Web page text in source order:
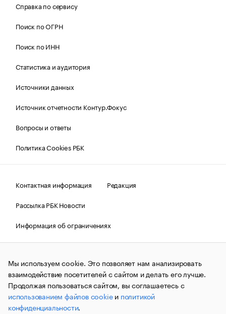
Справка по сервису
Поиск по ОГРН
Поиск по ИНН
Статистика и аудитория
Источники данных
Источник отчетности Контур.Фокус
Вопросы и ответы
Политика Cookies РБК
Контактная информация
Редакция
Рассылка РБК Новости
Информация об ограничениях
Правовая информация
О соблюдении авторских прав
© АО «РОСБИЗНЕСКОНСАЛТИНГ»,1995–2026.Сообщения
и материалы информационного агентства «РБК»
(зарегистрировано Федеральной службой по надзору в сфере
связи, информационных технологий и массовых
коммуникаций (Роскомнадзор) 09.12.2015 за номером ИА
№ФС77-63848) сопровождаются пометкой «РБК». Отдельные
Мы используем cookie. Это позволяет нам анализировать
взаимодействие посетителей с сайтом и делать его лучше.
Продолжая пользоваться сайтом, вы соглашаетесь с
использованием файлов cookieи политикой
конфиденциальности.